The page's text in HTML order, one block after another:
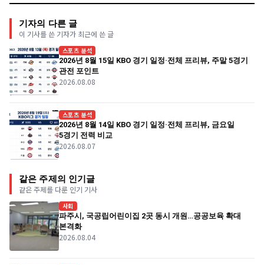
기자의 다른 글
이 기사를 쓴 기자가 최근에 쓴 글
스포츠 분석
2026년 8월 15일 KBO 경기 일정·전체 프리뷰, 주말 5경기
관전 포인트
2026.08.08
스포츠 분석
2026년 8월 14일 KBO 경기 일정·전체 프리뷰, 금요일
5경기 전력 비교
2026.08.07
같은 주제의 인기글
같은 주제를 다룬 인기 기사
사회
파주시, 국공립어린이집 2곳 동시 개원…공공보육 확대
본격화
2026.08.04